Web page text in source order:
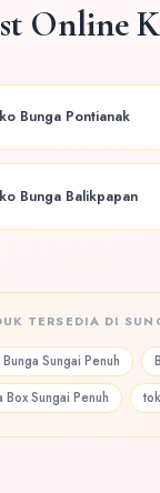
Online
Bunga Pontianak
Bunga Balikpapan
TERSEDIA DI
Sungai Penuh
Box Sungai Penuh